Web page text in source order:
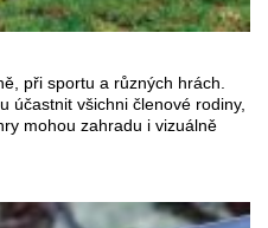
při sportu a různých hrách.
účastnit všichni členové rodiny,
mohou zahradu i vizuálně